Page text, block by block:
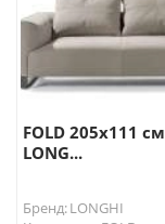
FOLD 205х111 см
LONG...
Бренд: LONGHI